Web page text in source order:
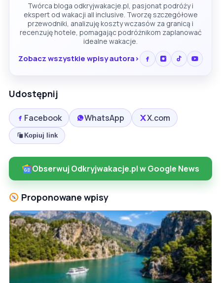
Twórca bloga odkryjwakacje.pl, pasjonat podróży i
ekspert od wakacji all inclusive. Tworzę szczegółowe
przewodniki, analizuję koszty wczasów za granicą i
recenzuję hotele, pomagając podróżnikom zaplanować
idealne wakacje.
Zobacz wszystkie wpisy autora
Udostępnij
Facebook WhatsApp X.com
Kopiuj link
Obserwuj Odkryjwakacje.pl w Google News
Proponowane wpisy